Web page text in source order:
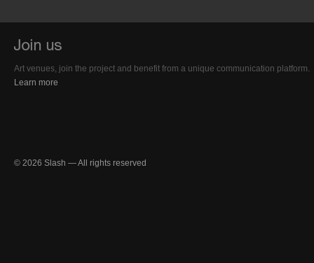
Art venues, join the project and benefit from a unique communication platform.
Learn more
© 2026 Slash — All rights reserved